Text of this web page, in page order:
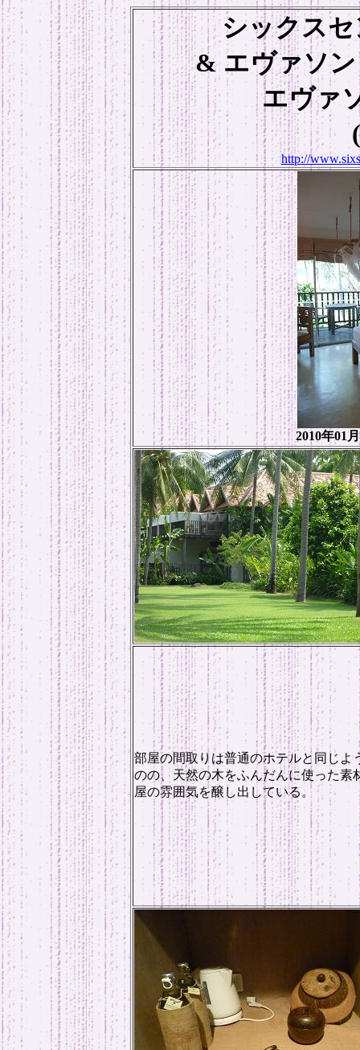
シックス
& エヴァソ
エヴァ
http://
2010年01
部屋の間取りは普通のホテルと同じよ
のの、天然の木をふんだんに使った素
屋の雰囲気を醸し出している。